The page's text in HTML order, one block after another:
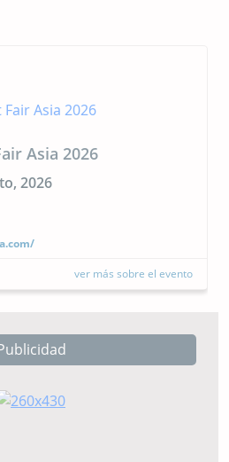
Asia 2026
2026
ver más sobre el evento